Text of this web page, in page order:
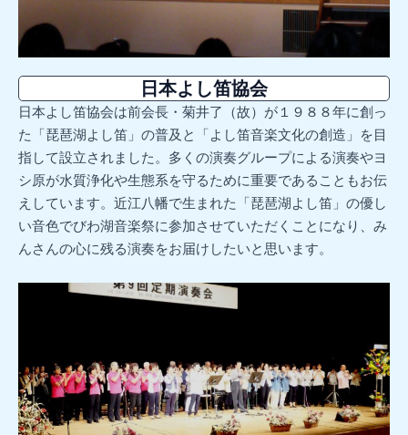
日本よし笛協会
日本よし笛協会は前会長・菊井了（故）が１９８８年に創っ
た「琵琶湖よし笛」の普及と「よし笛音楽文化の創造」を目
指して設立されました。多くの演奏グループによる演奏やヨ
シ原が水質浄化や生態系を守るために重要であることもお伝
えしています。近江八幡で生まれた「琵琶湖よし笛」の優し
い音色でびわ湖音楽祭に参加させていただくことになり、み
んさんの心に残る演奏をお届けしたいと思います。